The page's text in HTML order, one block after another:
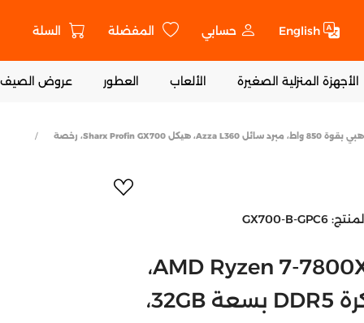
English حسابي المفضلة السلة
الأجهزة المنزلية الصغيرة الألعاب العطور عروض الصيف
كمبيوتر ألعاب AMD Ryzen 7-7800X3D، لوحة أم B650، ذاكرة DDR5 بسعة 32GB، قرص NVMe SSD بسعة 2TB، XFX Quick Silver Radeon RX 9070 XT 16GB VGA، مزود طاقة ذهبي بقوة 850 واط، مبرد سائل Azza L360، هيكل Sharx Profin GX700، رخصة
أضف إلى
GX700-B-GPC6
كمبيوتر ألعاب AMD Ryzen 7-7800X3D،
لوحة أم B650، ذاكرة DDR5 بسعة 32GB،